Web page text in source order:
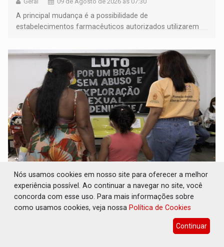
A principal mudança é a possibilidade de
estabelecimentos farmacêuticos autorizados utilizarem
MAIS RIGOR: Nova lei endurece punição por
abuso sexual contra crianças na internet
Geral 09 de Agosto de 2026 às 07:00
Produzir ou registrar material de violência sexual contra
criança ou adolescente passa a ter pena de quatro a dez
Nós usamos cookies em nosso site para oferecer a melhor
experiência possível. Ao continuar a navegar no site, você
concorda com esse uso. Para mais informações sobre
como usamos cookies, veja nossa Política de Cookies
Continuar